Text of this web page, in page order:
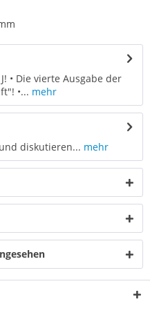
• Die vierte Ausgabe der
•... mehr
diskutieren... mehr